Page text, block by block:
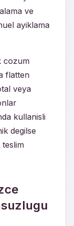
ve
ayiklama
cozum
flatten
veya
kullanisli
degilse